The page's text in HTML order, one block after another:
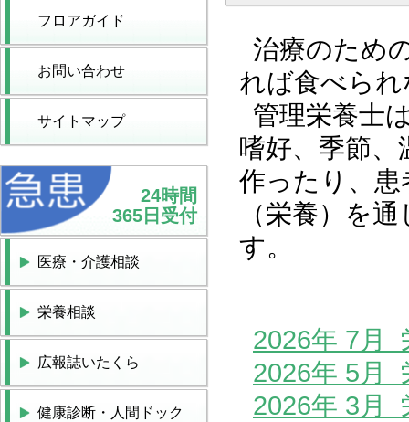
フロアガイド
お問い合わせ
サイトマップ
24時間
365日受付
医療・介護相談
栄養相談
広報誌いたくら
健康診断・人間ドック
治療のため
れば食べら
管理栄養士
嗜好、季節
作ったり、
（栄養）を
す。
2026年 7月
2026年 5月
2026年 3月